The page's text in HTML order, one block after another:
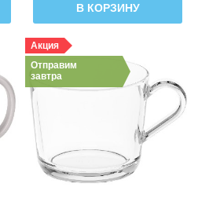
В КОРЗИНУ
Акция
Отправим
завтра